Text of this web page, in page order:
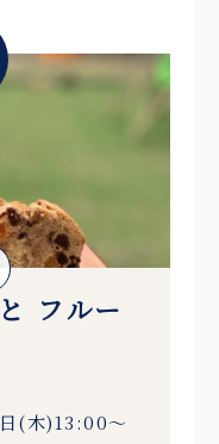
フルー
(木)13:00〜